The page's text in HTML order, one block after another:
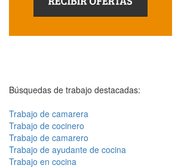
Búsquedas de trabajo destacadas:
Trabajo de camarera
Trabajo de cocinero
Trabajo de camarero
Trabajo de ayudante de cocina
Trabajo en cocina